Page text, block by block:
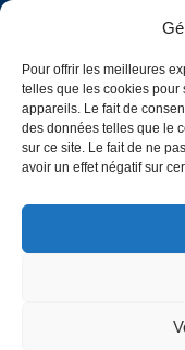
Pour offrir les meilleures
telles que les cookies pour
appareils. Le fait de
des données telles que le
sur ce site. Le fait de ne
avoir un effet négatif sur
sur